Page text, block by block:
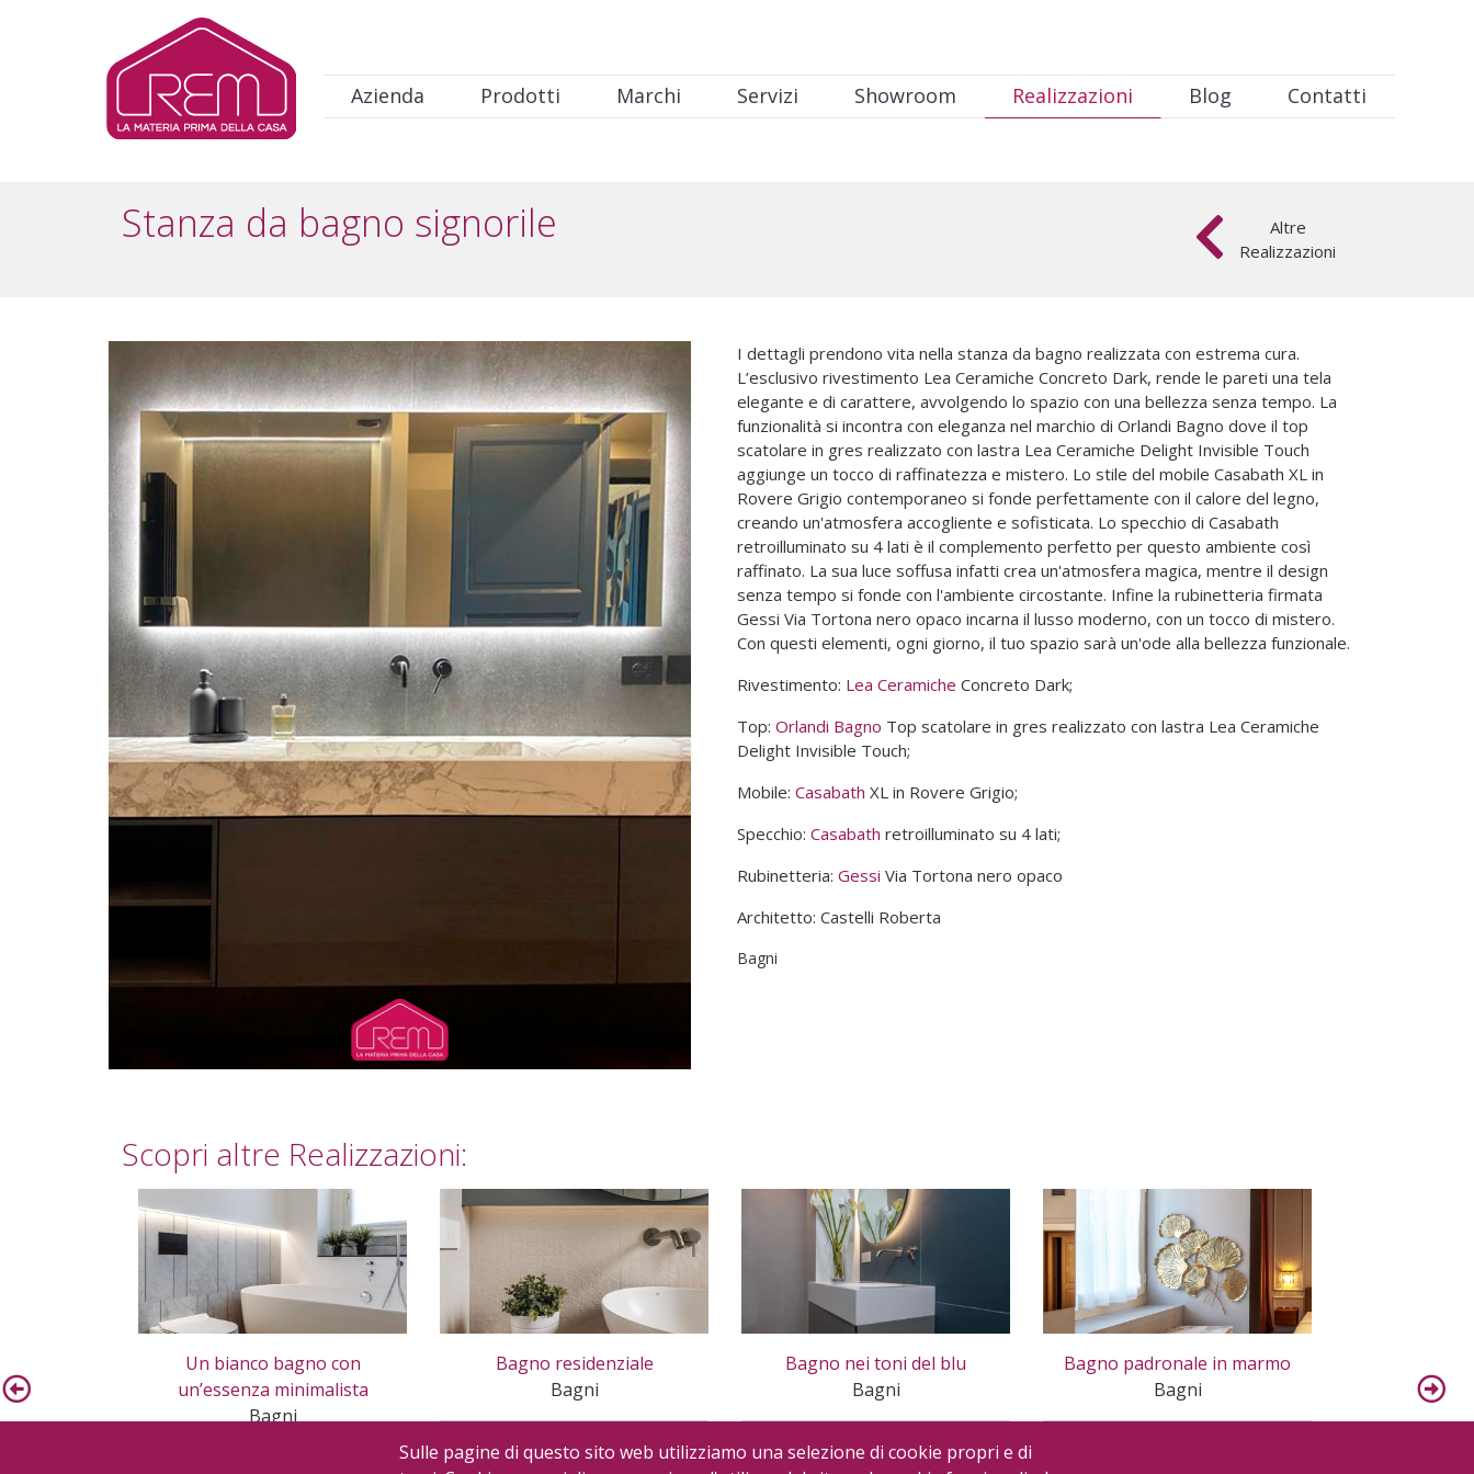
Salta al contenuto principale
Navigazione principale
Azienda Prodotti Marchi Servizi Showroom Realizzazioni Blog Contatti
Stanza da bagno signorile
Altre
Realizzazioni
I dettagli prendono vita nella stanza da bagno realizzata con estrema cura.
L’esclusivo rivestimento Lea Ceramiche Concreto Dark, rende le pareti una tela
elegante e di carattere, avvolgendo lo spazio con una bellezza senza tempo. La
funzionalità si incontra con eleganza nel marchio di Orlandi Bagno dove il top
scatolare in gres realizzato con lastra Lea Ceramiche Delight Invisible Touch
aggiunge un tocco di raffinatezza e mistero. Lo stile del mobile Casabath XL in
Rovere Grigio contemporaneo si fonde perfettamente con il calore del legno,
creando un'atmosfera accogliente e sofisticata. Lo specchio di Casabath
retroilluminato su 4 lati è il complemento perfetto per questo ambiente così
raffinato. La sua luce soffusa infatti crea un'atmosfera magica, mentre il design
senza tempo si fonde con l'ambiente circostante. Infine la rubinetteria firmata
Gessi Via Tortona nero opaco incarna il lusso moderno, con un tocco di mistero.
Con questi elementi, ogni giorno, il tuo spazio sarà un'ode alla bellezza funzionale.
Rivestimento: Lea Ceramiche Concreto Dark;
Top: Orlandi Bagno Top scatolare in gres realizzato con lastra Lea Ceramiche
Delight Invisible Touch;
Mobile: Casabath XL in Rovere Grigio;
Specchio: Casabath retroilluminato su 4 lati;
Rubinetteria: Gessi Via Tortona nero opaco
Architetto: Castelli Roberta
Bagni
Scopri altre Realizzazioni:
Un bianco bagno con
un’essenza minimalista
Bagni
Bagno residenziale
Bagni
Bagno nei toni del blu
Bagni
Bagno padronale in marmo
Bagni
Sulle pagine di questo sito web utilizziamo una selezione di cookie propri e di